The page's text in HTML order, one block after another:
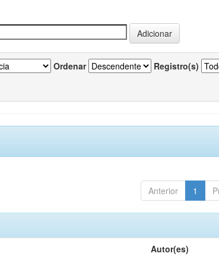
Ordenar Registro(s)
Anterior 1
Autor(es)